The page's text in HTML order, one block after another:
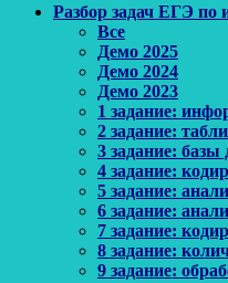
Основное
Разбор задач ЕГЭ по
Все
Демо 2025
Демо 2024
Демо 2023
1 задание:
2
3 задание:
4 задание:
5 задание:
6 задание:
7 задание:
8 задание:
9 задание: